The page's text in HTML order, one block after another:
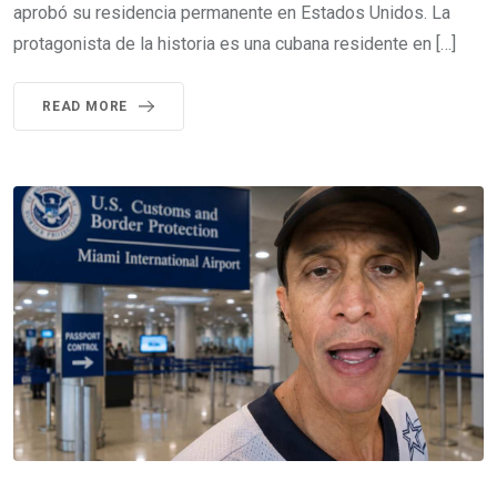
aprobó su residencia permanente en Estados Unidos. La
protagonista de la historia es una cubana residente en […]
READ MORE